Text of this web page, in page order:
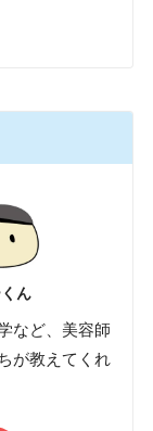
ん
など、美容師
が教えてくれ